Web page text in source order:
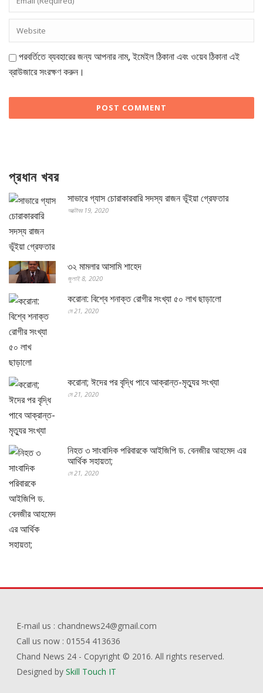
পরবর্তিতে ব্যবহারের জন্য আপনার নাম, ইমেইল ঠিকানা এবং ওয়েব ঠিকানা এই
ব্রাউজারে সংরক্ষণ করুন।
প্রধান খবর
সাভারে গ্যাস চোরাকারবারি সদস্য রাজন ভূঁইয়া গ্রেফতার
অক্টোবর 19, 2020
৩২ মামলার আসামি শাহেদ
জুলাই 8, 2020
করোনা: বিশ্বে শনাক্ত রোগীর সংখ্যা ৫০ লাখ ছাড়ালো
মে 21, 2020
করোনা; ঈদের পর বৃদ্ধি পাবে আক্রান্ত-মৃত্যুর সংখ্যা
মে 21, 2020
নিহত ৩ সাংবাদিক পরিবারকে আইজিপি ড. বেনজীর আহমেদ এর
আর্থিক সহায়তা;
মে 21, 2020
E-mail us : chandnews24@gmail.com
Call us now : 01554 413636
Chand News 24 - Copyright © 2016. All rights reserved.
Designed bySkill Touch IT